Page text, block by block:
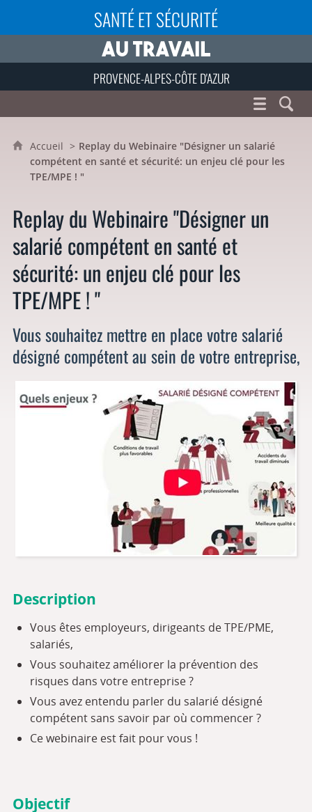
SANTÉ ET SÉCURITÉ
PROVENCE-ALPES-CÔTE D'AZUR
Accueil
Replay du Webinaire "Désigner un salarié
compétent en santé et sécurité: un enjeu clé pour les
TPE/MPE ! "
Replay du Webinaire "Désigner un
salarié compétent en santé et
sécurité: un enjeu clé pour les
TPE/MPE ! "
Vous souhaitez mettre en place votre salarié
désigné compétent au sein de votre entreprise,
Description
Vous êtes employeurs, dirigeants de TPE/PME,
salariés,
Vous souhaitez améliorer la prévention des
risques dans votre entreprise ?
Vous avez entendu parler du salarié désigné
compétent sans savoir par où commencer ?
Ce webinaire est fait pour vous !
Objectif